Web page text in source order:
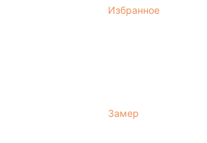
Избранное
Замер